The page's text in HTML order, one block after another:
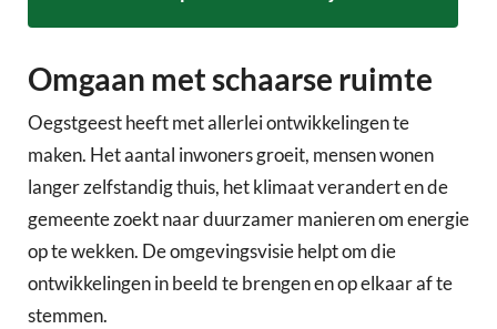
Omgaan met schaarse ruimte
Oegstgeest heeft met allerlei ontwikkelingen te
maken. Het aantal inwoners groeit, mensen wonen
langer zelfstandig thuis, het klimaat verandert en de
gemeente zoekt naar duurzamer manieren om energie
op te wekken. De omgevingsvisie helpt om die
ontwikkelingen in beeld te brengen en op elkaar af te
stemmen.